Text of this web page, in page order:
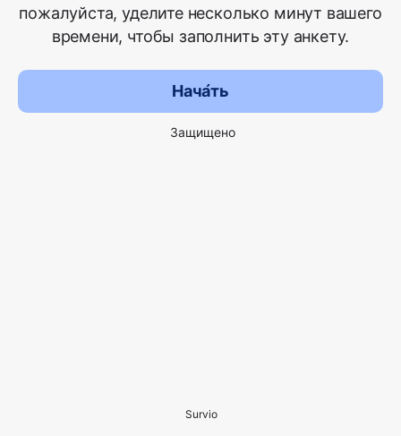
пожалуйста, уделите несколько минут вашего
времени, чтобы заполнить эту анкету.
Нача́ть
Защищено
Survio